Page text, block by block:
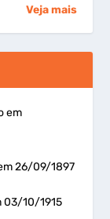
Veja mais
em
26/09/1897
03/10/1915